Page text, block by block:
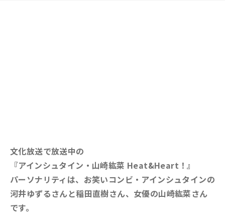
文化放送で放送中の
『アインシュタイン・山崎紘菜 Heat&Heart！』
パーソナリティは、お笑いコンビ・アインシュタインの
河井ゆずるさんと稲田直樹さん、女優の山崎紘菜さん
です。